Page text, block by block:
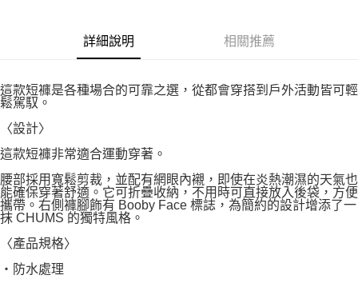
詳細說明 相關推薦
這款短褲是各種場合的可靠之選，從都會穿搭到戶外活動皆可輕
鬆駕馭。
〈設計〉
這款短褲非常適合運動穿著。
腰部採用寬鬆剪裁，並配有網眼內襯，即使在炎熱潮濕的天氣也
能確保穿著舒適。它可折疊收納，不用時可直接放入後袋，方便
攜帶。右側褲腳飾有 Booby Face 標誌，為簡約的設計增添了一
抹 CHUMS 的獨特風格。
〈產品規格〉
・防水處理